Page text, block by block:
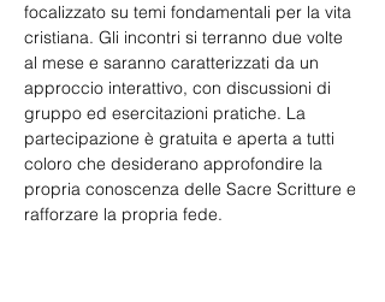
focalizzato su temi fondamentali per la vita
cristiana. Gli incontri si terranno due volte
al mese e saranno caratterizzati da un
approccio interattivo, con discussioni di
gruppo ed esercitazioni pratiche. La
partecipazione è gratuita e aperta a tutti
coloro che desiderano approfondire la
propria conoscenza delle Sacre Scritture e
rafforzare la propria fede.